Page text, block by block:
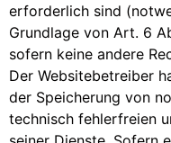
erforderlich sind
Grundlage von Art. 6
sofern keine andere
Der Websitebetreiber
der Speicherung von
technisch fehlerfreien